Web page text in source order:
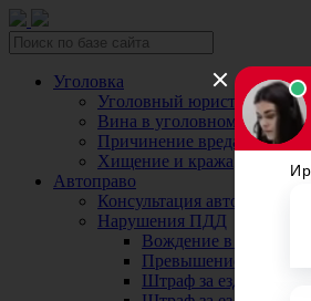
Уголовка
Уголовный юрист
Вина в уголовном праве
Причинение вреда здоровью
Хищение и кража
Автоправо
Консультация автоюриста
Нарушения ПДД
Вождение в нетрезвом
Превышение скорости
Штраф за езду без